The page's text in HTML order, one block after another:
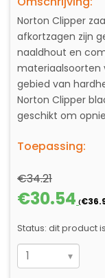
Norton Clipper
afkortzagen zijn
naaldhout en
materiaalsoorten
gebied van
Norton Clipper
geschikt om
Toepassing:
€34.21
Oorspronkelijke
prijs
€34.21.
€30.54prijs
(€
Status: dit product
ZAAGBLAD